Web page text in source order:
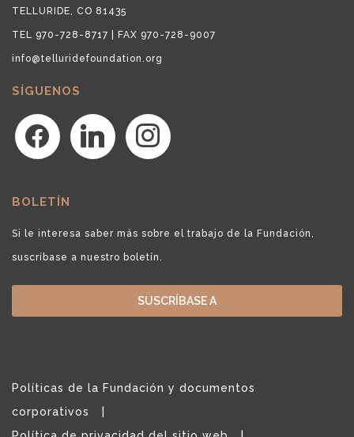
TELLURIDE, CO 81435
TEL 970-728-8717 | FAX 970-728-9007
info@telluridefoundation.org
SÍGUENOS
facebook linkedin instagram
BOLETÍN
Si le interesa saber más sobre el trabajo de la Fundación,
suscríbase a nuestro boletín.
SUSCRÍBASE A
Políticas de la Fundación y documentos
corporativos